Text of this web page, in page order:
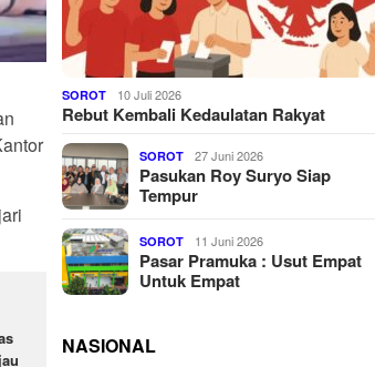
SOROT 10 Juli 2026
Rebut Kembali Kedaulatan Rakyat
SOROT 27 Juni 2026
Pasukan Roy Suryo Siap
Tempur
SOROT 11 Juni 2026
Pasar Pramuka : Usut Empat
Untuk Empat
NASIONAL